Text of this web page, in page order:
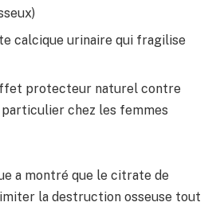
calcique urinaire qui fragilise
protecteur naturel contre
particulier chez les femmes
a montré que le citrate de
la destruction osseuse tout